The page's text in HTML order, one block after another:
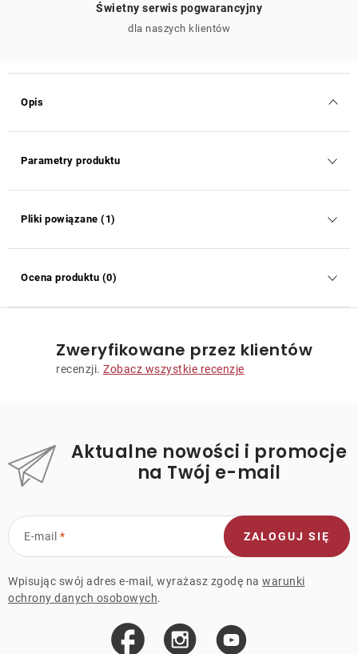
Świetny serwis pogwarancyjny
dla naszych klientów
Opis
Parametry produktu
Pliki powiązane (1)
Ocena produktu (0)
Zweryfikowane przez klientów
recenzji. Zobacz wszystkie recenzje
Aktualne nowości i promocje
na Twój e-mail
E-mail
Wpisując swój adres e-mail, wyrażasz zgodę na warunki
ochrony danych osobowych.
ZALOGUJ SIĘ